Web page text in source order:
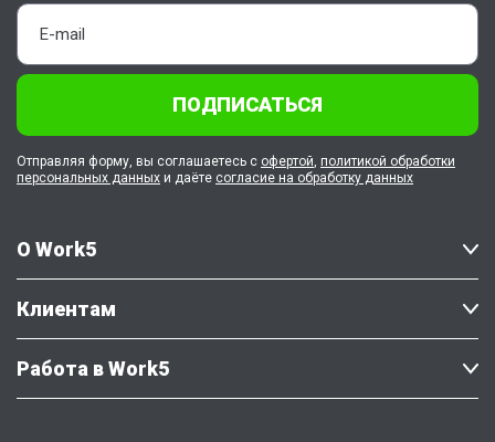
О Work5
Клиентам
Работа в Work5
ПОДПИСАТЬСЯ
Отправляя форму, вы соглашаетесь с офертой, политикой обработки
персональных данных и даёте согласие на обработку данных